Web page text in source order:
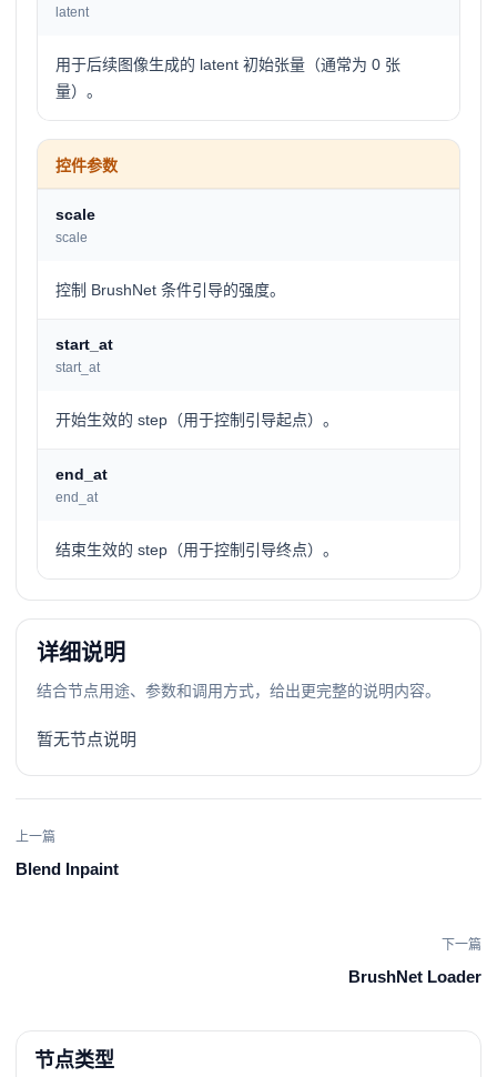
latent
用于后续图像生成的 latent 初始张量（通常为 0 张
量）。
控件参数
scale
scale
控制 BrushNet 条件引导的强度。
start_at
start_at
开始生效的 step（用于控制引导起点）。
end_at
end_at
结束生效的 step（用于控制引导终点）。
详细说明
结合节点用途、参数和调用方式，给出更完整的说明内容。
暂无节点说明
上一篇
Blend Inpaint
下一篇
BrushNet Loader
节点类型